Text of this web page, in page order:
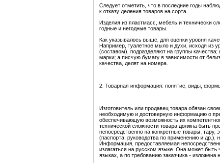
Следует отметить, что в последние годы
к отказу деления товаров на сорта.
Изделия из пластмасс, мебель и технически
годные и негодные товары.
Как указывалось выше, для оценки уровня
Например, туалетное мыло и духи, исходя из
(составом), подразделяют на группы
марки; а писчую бумагу в зависимости от
качества, делят на номера.
2. Товарная информация: понятие, виды,
Изготовитель или продавец товара обязан
необходимую и достоверную информацию о
обеспечивающую возможность их
технической сложности товара должна быть
непосредственно на конкретные товары, тару,
(паспорта, руководства по применению и др.),
Информация, предоставляемая
излагаться на русском языке. Она может
языках, а по требованию заказчика -